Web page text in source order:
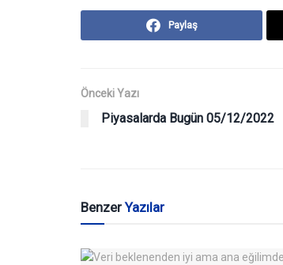
Paylaş
Önceki Yazı
Piyasalarda Bugün 05/12/2022
BenzerYazılar